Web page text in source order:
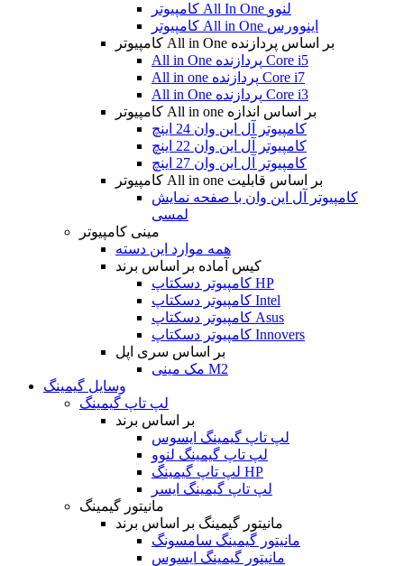
کامپیوتر All In One لنوو
کامپیوتر All in One اینوورس
کامپیوتر All in One بر اساس پردازنده
All in One پردازنده Core i5
All in one پردازنده Core i7
All in One پردازنده Core i3
کامپیوتر All in one بر اساس اندازه
کامپیوتر آل این وان 24 اینچ
کامپیوتر آل این وان 22 اینچ
کامپیوتر آل این وان 27 اینچ
کامپیوتر All in one بر اساس قابلیت
کامپیوتر آل این وان با صفحه نمایش
لمسی
مینی کامپیوتر
همه موارد این دسته
کیس آماده بر اساس برند
کامپیوتر دسکتاپ HP
کامپیوتر دسکتاپ Intel
کامپیوتر دسکتاپ Asus
کامپیوتر دسکتاپ Innovers
بر اساس سری اپل
مک مینی M2
وسایل گیمینگ
لپ تاپ گیمینگ
بر اساس برند
لپ تاپ گیمینگ ایسوس
لپ تاپ گیمینگ لنوو
لپ تاپ گیمینگ HP
لپ تاپ گیمینگ ایسر
مانیتور گیمینگ
مانیتور گیمینگ بر اساس برند
مانیتور گیمینگ سامسونگ
مانیتور گیمینگ ایسوس